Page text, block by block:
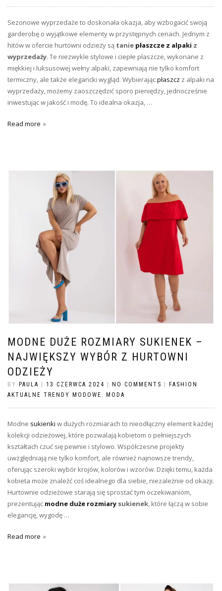
Sezonowe wyprzedaże to doskonała okazja, aby wzbogacić swoją
garderobę o wyjątkowe elementy w przystępnych cenach. Jednym z
hitów w ofercie hurtowni odzieży są tanie płaszcze z alpaki z
wyprzedaży. Te niezwykle stylowe i ciepłe płaszcze, wykonane z
miękkiej i luksusowej wełny alpaki, zapewniają nie tylko komfort
termiczny, ale także elegancki wygląd. Wybierającpłaszcz z alpaki na
wyprzedaży, możemy zaoszczędzić sporo pieniędzy, jednocześnie
inwestując w jakość i modę. To idealna okazja, …
Read more
MODNE DUŻE ROZMIARY SUKIENEK –
NAJWIĘKSZY WYBÓR Z HURTOWNI
ODZIEŻY
BY PAULA 13 CZERWCA 2024 NO COMMENTS
FASHION
AKTUALNE TRENDY MODOWE , MODA
Modne sukienki w dużych rozmiarach to nieodłączny element każdej
kolekcji odzieżowej, które pozwalają kobietom o pełniejszych
kształtach czuć się pewnie i stylowo. Współczesne projekty
uwzględniają nie tylko komfort, ale również najnowsze trendy,
oferując szeroki wybór krojów, kolorów i wzorów. Dzięki temu, każda
kobieta może znaleźć coś idealnego dla siebie, niezależnie od okazji.
Hurtownie odzieżowe starają się sprostać tym oczekiwaniom,
prezentując modne duże rozmiary sukienek, które łączą w sobie
elegancję, wygodę …
Read more